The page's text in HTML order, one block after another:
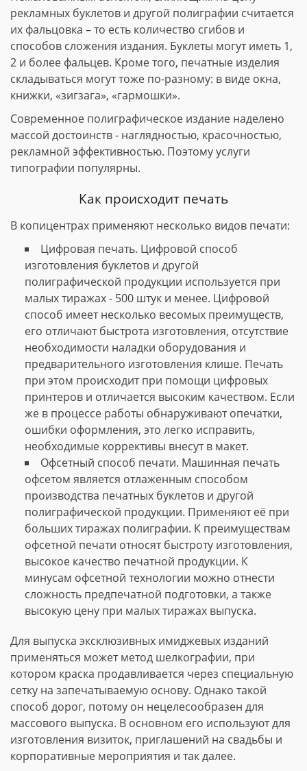
рекламных буклетов и другой полиграфии считается
их фальцовка – то есть количество сгибов и
способов сложения издания. Буклеты могут иметь 1,
2 и более фальцев. Кроме того, печатные изделия
складываться могут тоже по-разному: в виде окна,
книжки, «зигзага», «гармошки».
Современное полиграфическое издание наделено
массой достоинств - наглядностью, красочностью,
рекламной эффективностью. Поэтому услуги
типографии популярны.
Как происходит печать
В копицентрах применяют несколько видов печати:
Цифровая печать. Цифровой способ
изготовления буклетов и другой
полиграфической продукции используется при
малых тиражах - 500 штук и менее. Цифровой
способ имеет несколько весомых преимуществ,
его отличают быстрота изготовления, отсутствие
необходимости наладки оборудования и
предварительного изготовления клише. Печать
при этом происходит при помощи цифровых
принтеров и отличается высоким качеством. Если
же в процессе работы обнаруживают опечатки,
ошибки оформления, это легко исправить,
необходимые коррективы внесут в макет.
Офсетный способ печати. Машинная печать
офсетом является отлаженным способом
производства печатных буклетов и другой
полиграфической продукции. Применяют её при
больших тиражах полиграфии. К преимуществам
офсетной печати относят быстроту изготовления,
высокое качество печатной продукции. К
минусам офсетной технологии можно отнести
сложность предпечатной подготовки, а также
высокую цену при малых тиражах выпуска.
Для выпуска эксклюзивных имиджевых изданий
применяться может метод шелкографии, при
котором краска продавливается через специальную
сетку на запечатываемую основу. Однако такой
способ дорог, потому он нецелесообразен для
массового выпуска. В основном его используют для
изготовления визиток, приглашений на свадьбы и
корпоративные мероприятия и так далее.